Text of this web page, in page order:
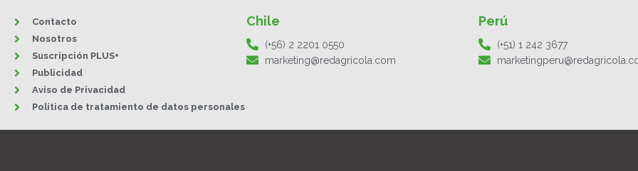
Contacto
Nosotros
Suscripción PLUS+
Publicidad
Aviso de Privacidad
Política de tratamiento de datos personales
Chile
(+56) 2 2201 0550
marketing@redagricola.com
Perú
(+51) 1 242 3677